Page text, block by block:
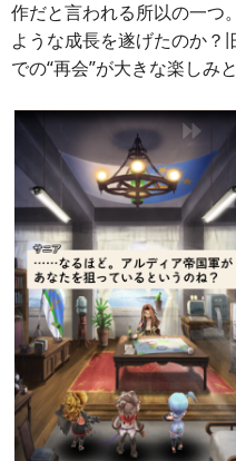
作だと言われる所以の一つ
ような成長を遂げたのか？
での“再会”が大きな楽しみ